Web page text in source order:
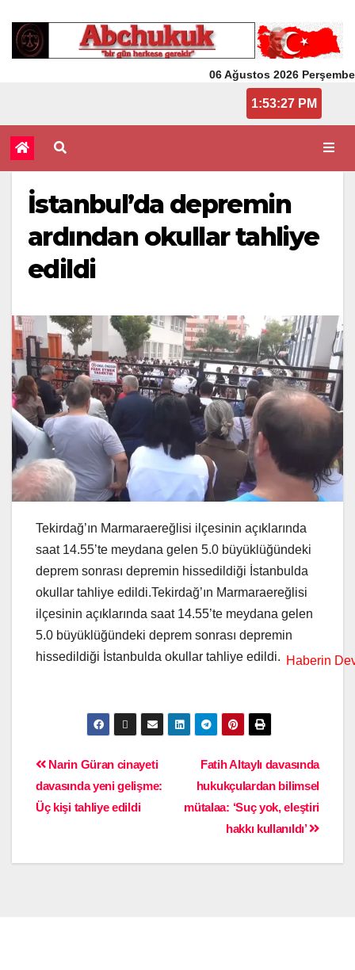
06 Ağustos 2026 Perşembe
1:53:27 PM
İstanbul’da depremin
ardından okullar tahliye
edildi
Tekirdağ’ın Marmaraereğlisi ilçesinin açıklarında
saat 14.55’te meydana gelen 5.0 büyüklüğündeki
deprem sonrası depremin hissedildiği İstanbulda
okullar tahliye edildi.Tekirdağ’ın Marmaraereğlisi
ilçesinin açıklarında saat 14.55’te meydana gelen
5.0 büyüklüğündeki deprem sonrası depremin
hissedildiği İstanbulda okullar tahliye edildi.
Fatih Altaylı davasında
hukukçulardan bilimsel
mütalaa: ‘Suç yok, eleştiri
hakkı kullanıldı’
Narin Güran cinayeti
davasında yeni gelişme:
Üç kişi tahliye edildi